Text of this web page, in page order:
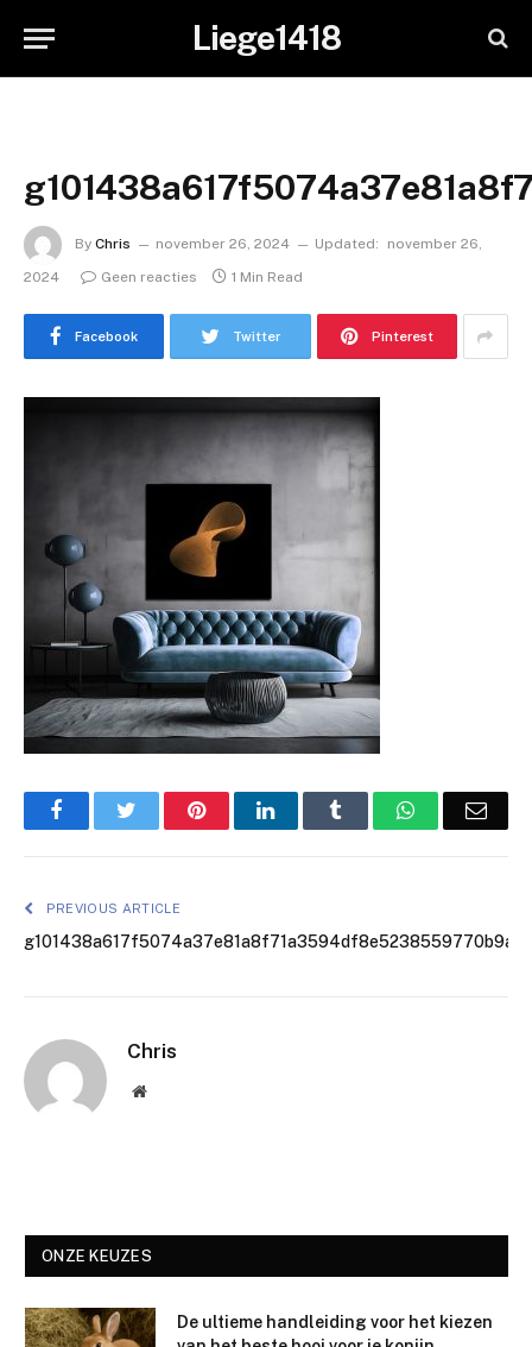
Liege1418
By Chris november 26, 2024 Updated:
november 26,
2024
Geen reacties 1 Min Read
Facebook Twitter Pinterest
FacebookTwitter PinterestLinkedIn Tumblr WhatsApp
PREVIOUS ARTICLE
Chris
Website
ONZE KEUZES
De ultieme handleiding voor het kiezen